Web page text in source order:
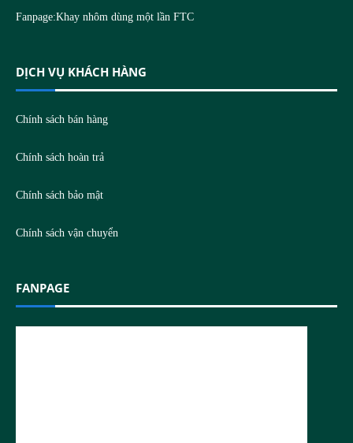
Fanpage:Khay nhôm dùng một lần FTC
DỊCH VỤ KHÁCH HÀNG
Chính sách bán hàng
Chính sách hoàn trả
Chính sách bảo mật
Chính sách vận chuyển
FANPAGE